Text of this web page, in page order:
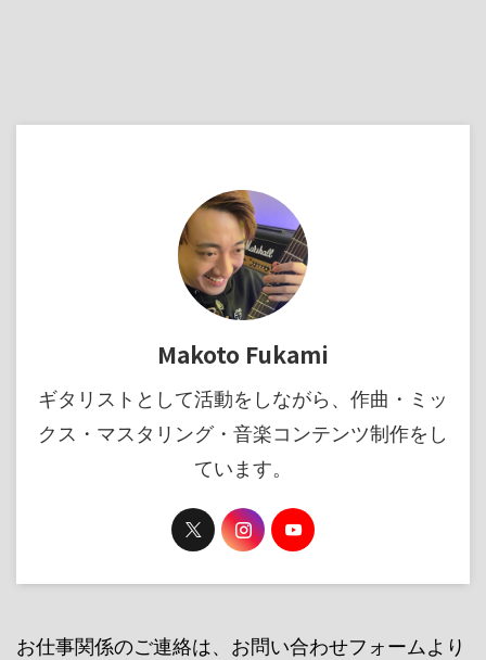
Makoto Fukami
ギタリストとして活動をしながら、作曲・ミッ
クス・マスタリング・音楽コンテンツ制作をし
ています。
お仕事関係のご連絡は、お問い合わせフォームより